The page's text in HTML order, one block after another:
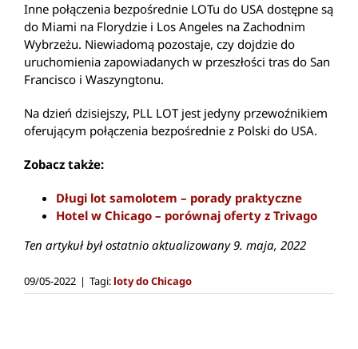
Inne połączenia bezpośrednie LOTu do USA dostępne są
do Miami na Florydzie i Los Angeles na Zachodnim
Wybrzeżu. Niewiadomą pozostaje, czy dojdzie do
uruchomienia zapowiadanych w przeszłości tras do San
Francisco i Waszyngtonu.
Na dzień dzisiejszy, PLL LOT jest jedyny przewoźnikiem
oferującym połączenia bezpośrednie z Polski do USA.
Zobacz także:
Długi lot samolotem – porady praktyczne
Hotel w Chicago – porównaj oferty z Trivago
Ten artykuł był ostatnio aktualizowany 9. maja, 2022
09/05-2022 | Tagi: loty do Chicago